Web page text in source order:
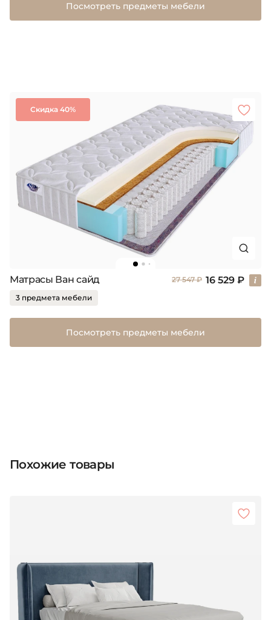
Посмотреть предметы мебели
Скидка 40%
Матрасы Ван сайд 27 547 ₽ 16 529 ₽
3 предмета мебели
Посмотреть предметы мебели
Похожие товары